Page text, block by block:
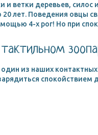
и ветки деревьев,
лет. Поведения овцы
4-х рог! Но при
один из наших
спокойствием